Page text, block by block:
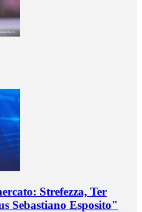
Strefezza, Ter
Sebastiano Esposito"